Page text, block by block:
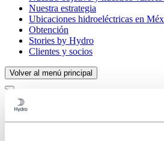
Nuestra estrategia
Ubicaciones hidroeléctricas en
Obtención
Stories by Hydro
Clientes y socios
Volver al menú principal